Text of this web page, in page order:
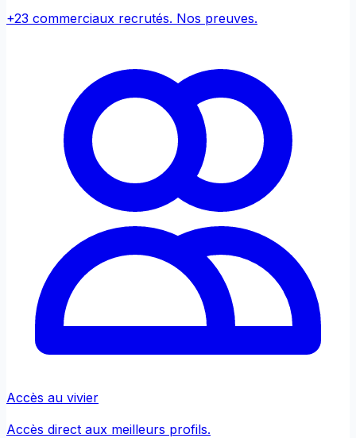
+23 commerciaux recrutés. Nos preuves.
Accès au vivier
Accès direct aux meilleurs profils.